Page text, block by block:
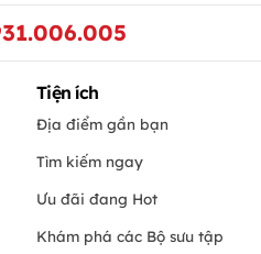
Tiện ích
Địa điểm gần bạn
Tìm kiếm ngay
Ưu đãi đang Hot
Khám phá các Bộ sưu tập